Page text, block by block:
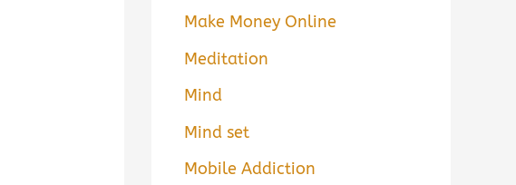
Make Money Online
Meditation
Mind
Mind set
Mobile Addiction